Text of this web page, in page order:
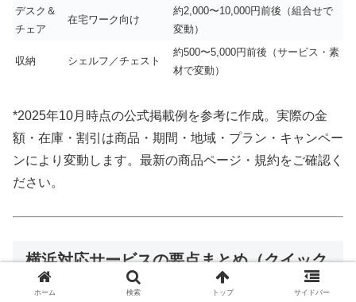
デスク＆
チェア
在宅ワーク向け
約2,000〜10,000円前後（組合せで
変動）
収納 シェルフ／チェスト
約500〜5,000円前後（サービス・素
材で変動）
*2025年10月時点の公式掲載例を参考に作成。実際の金
額・在庫・割引は商品・期間・地域・プラン・キャンペー
ンにより変動します。最新の商品ページ・規約をご確認く
ださい。
横浜対応サービスの要点まとめ（クイック
比較）
ホーム 検索 トップ サイドバー